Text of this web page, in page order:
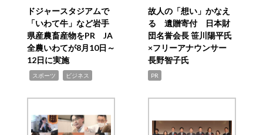
ドジャースタジアムで
「いわて牛」など岩手
県産農畜産物をPR JA
全農いわてが8月10日～
12日に実施
スポーツ ビジネス
故人の「想い」かなえ
る 遺贈寄付 日本財
団名誉会長 笹川陽平氏
×フリーアナウンサー
長野智子氏
PR